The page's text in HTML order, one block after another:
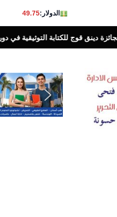
الدولار:49.75
للكتابة التوثيقية في دورتها الأولى